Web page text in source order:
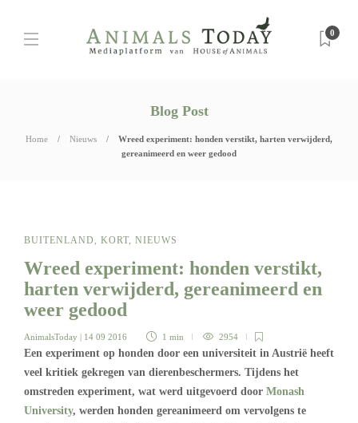
0
Blog Post
Home Nieuws
Wreed experiment: honden verstikt, harten verwijderd,
gereanimeerd en weer gedood
BUITENLAND, KORT, NIEUWS
Wreed experiment: honden verstikt,
harten verwijderd, gereanimeerd en
weer gedood
AnimalsToday | 14 09 2016 1 min 2954
Een experiment op honden door een universiteit in Austrië heeft
veel kritiek gekregen van dierenbeschermers. Tijdens het
omstreden experiment, wat werd uitgevoerd door Monash
University, werden honden gereanimeerd om vervolgens te